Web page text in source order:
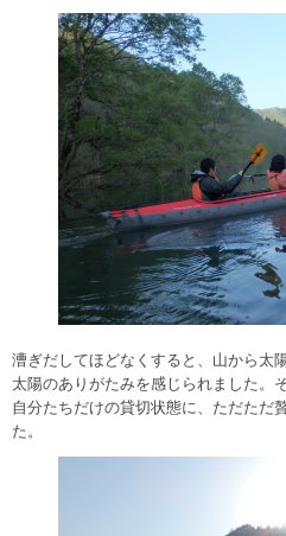
漕ぎだしてほどなくすると、山から太
太陽のありがたみを感じられました。
自分たちだけの貸切状態に、ただただ
た。